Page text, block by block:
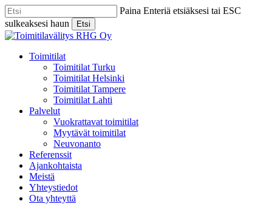
Skip
to
main
content
Paina Enteriä etsiäksesi tai ESC
sulkeaksesi haun
Etsi
Close
Menu
Toimitilat
Toimitilat Turku
Toimitilat Helsinki
Toimitilat Tampere
Toimitilat Lahti
Palvelut
Vuokrattavat toimitilat
Myytävät toimitilat
Neuvonanto
Referenssit
Ajankohtaista
Meistä
Yhteystiedot
Ota yhteyttä